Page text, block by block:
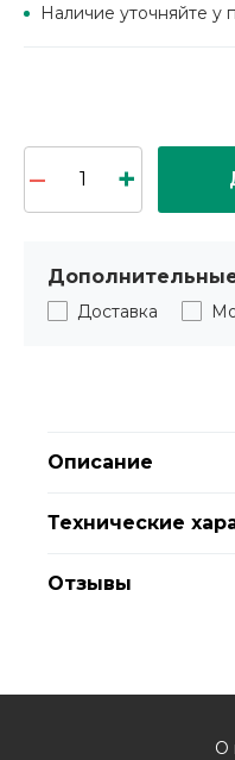
Наличие уточняйте у
Доставка
Описание
Технические
Отзывы
О